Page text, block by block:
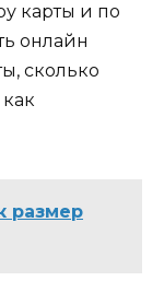
карты и по
онлайн
сколько
размер